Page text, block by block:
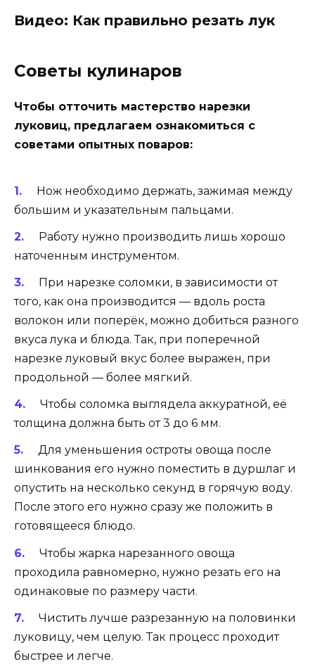
Видео: Как правильно резать лук
Советы кулинаров
Чтобы отточить мастерство нарезки
луковиц, предлагаем ознакомиться с
советами опытных поваров:
Нож необходимо держать, зажимая между
большим и указательным пальцами.
Работу нужно производить лишь хорошо
наточенным инструментом.
При нарезке соломки, в зависимости от
того, как она производится — вдоль роста
волокон или поперёк, можно добиться разного
вкуса лука и блюда. Так, при поперечной
нарезке луковый вкус более выражен, при
продольной — более мягкий.
Чтобы соломка выглядела аккуратной, её
толщина должна быть от 3 до 6 мм.
Для уменьшения остроты овоща после
шинкования его нужно поместить в дуршлаг и
опустить на несколько секунд в горячую воду.
После этого его нужно сразу же положить в
готовящееся блюдо.
Чтобы жарка нарезанного овоща
проходила равномерно, нужно резать его на
одинаковые по размеру части.
Чистить лучше разрезанную на половинки
луковицу, чем целую. Так процесс проходит
быстрее и легче.